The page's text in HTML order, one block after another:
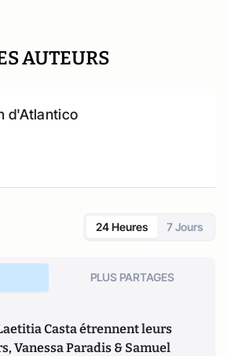
AUTEURS
d'Atlantico
24 Heures 7 Jours
PLUS PARTAGES
Casta étrennent leurs
Vanessa Paradis & Samuel